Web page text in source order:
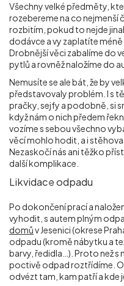
Všechny velké předměty,
rozebereme na co nejmenší
rozbitím, pokud to nejde
dodávce a vy zaplatíte
Drobnější věci zabalíme do
pytlů a rovněž naložíme do
Nemusíte se ale bát, že by
představovaly problém. I s
pračky, sejfy a podobně, si
když nám o nich předem
vozíme s sebou všechno
věcí mohlo hodit, a i
Nezaskočí nás ani těžko
další komplikace.
Likvidace odpadu
Po dokončení prací a
vyhodit, s autem plným
domův Jesenici (okrese
odpadu (kromě nábytku a
barvy, ředidla…). Proto než s
poctivě odpad roztřídíme.
odvézt tam, kam patří a kde